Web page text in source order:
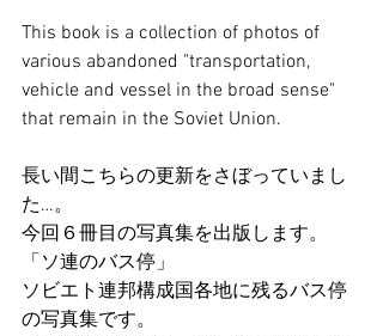
This book is a collection of photos of
various abandoned "transportation,
vehicle and vessel in the broad sense"
that remain in the Soviet Union.
長い間こちらの更新をさぼっていまし
た…。
今回６冊目の写真集を出版します。
「ソ連のバス停」
ソビエト連邦構成国各地に残るバス停
の写真集です。